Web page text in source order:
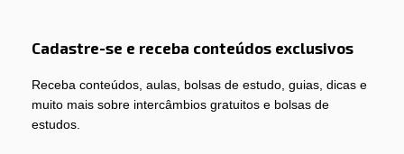
Cadastre-se e receba conteúdos exclusivos
Receba conteúdos, aulas, bolsas de estudo, guias, dicas e
muito mais sobre intercâmbios gratuitos e bolsas de
estudos.